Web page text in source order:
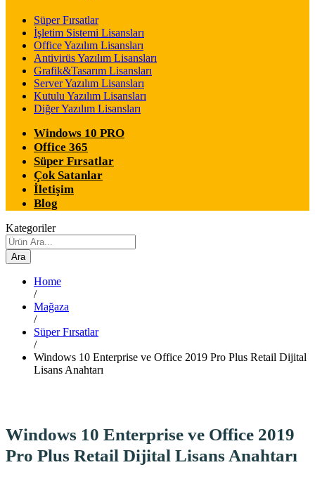
Süper Fırsatlar
İşletim Sistemi Lisansları
Office Yazılım Lisansları
Antivirüs Yazılım Lisansları
Grafik&Tasarım Lisansları
Server Yazılım Lisansları
Kutulu Yazılım Lisansları
Diğer Yazılım Lisansları
Windows 10 PRO
Office 365
Süper Fırsatlar
Çok Satanlar
İletişim
Blog
Kategoriler
Ara
Home
/
Mağaza
/
Süper Fırsatlar
/
Windows 10 Enterprise ve Office 2019 Pro Plus Retail Dijital
Lisans Anahtarı
Windows 10 Enterprise ve Office 2019
Pro Plus Retail Dijital Lisans Anahtarı